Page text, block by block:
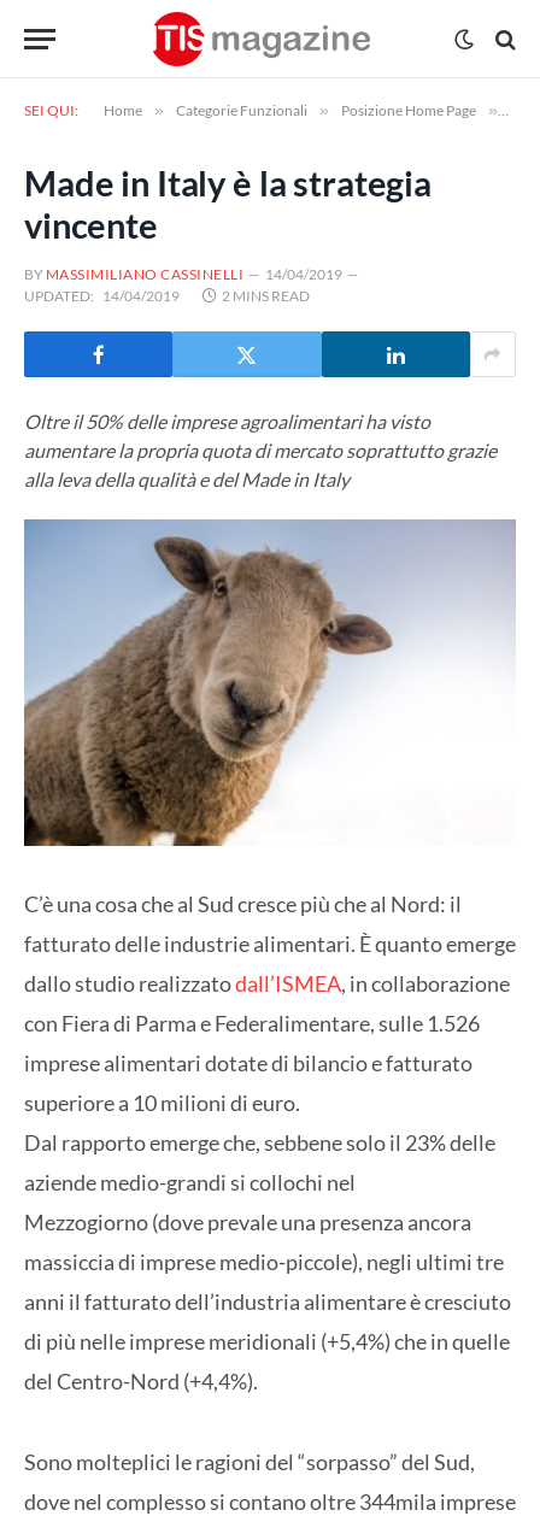
SEI QUI: Home » Categorie Funzionali » Posizione Home Page »
Made in Italy è la strategia
vincente
BY MASSIMILIANO CASSINELLI
14/04/2019
UPDATED: 14/04/2019 2 MINS READ
Oltre il 50% delle imprese agroalimentari ha visto
aumentare la propria quota di mercato soprattutto grazie
alla leva della qualità e del Made in Italy
C’è una cosa che al Sud cresce più che al Nord: il
fatturato delle industrie alimentari. È quanto emerge
dallo studio realizzatodall’ISMEA, in collaborazione
con Fiera di Parma e Federalimentare, sulle 1.526
imprese alimentari dotate di bilancio e fatturato
superiore a 10 milioni di euro.
Dal rapporto emerge che, sebbene solo il 23% delle
aziende medio-grandi si collochi nel
Mezzogiorno (dove prevale una presenza ancora
massiccia di imprese medio-piccole), negli ultimi tre
anni il fatturato dell’industria alimentare è cresciuto
di più nelle imprese meridionali (+5,4%) che in quelle
del Centro-Nord (+4,4%).
Sono molteplici le ragioni del “sorpasso” del Sud,
dove nel complesso si contano oltre 344mila imprese